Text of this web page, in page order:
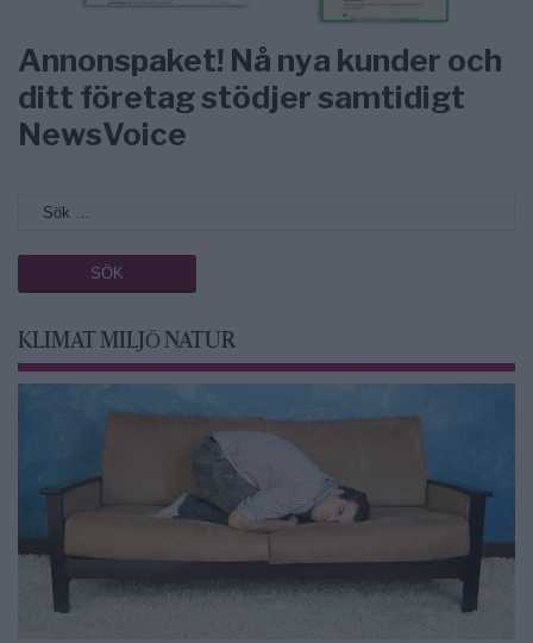
Annonspaket! Nå nya kunder och
ditt företag stödjer samtidigt
NewsVoice
KLIMAT MILJÖ NATUR